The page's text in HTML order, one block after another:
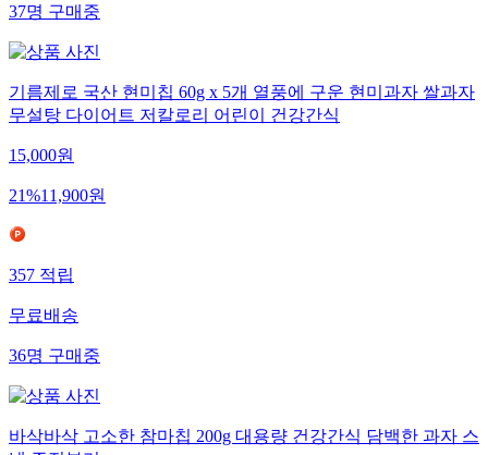
37명 구매중
기름제로 국산 현미칩 60g x 5개 열풍에 구운 현미과자 쌀과자
무설탕 다이어트 저칼로리 어린이 건강간식
15,000원
21%11,900원
357 적립
무료배송
36명 구매중
바삭바삭 고소한 참마칩 200g 대용량 건강간식 담백한 과자 스